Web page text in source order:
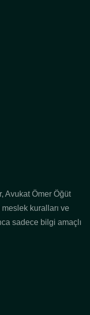
Avukat Ömer Öğüt
kuralları ve
sadece bilgi amaçlı